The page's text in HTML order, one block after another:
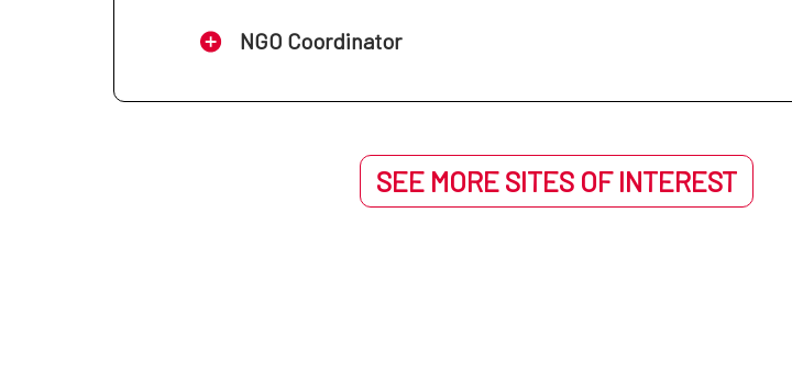
NGO Coordinator
SEE MORE SITES OF INTEREST